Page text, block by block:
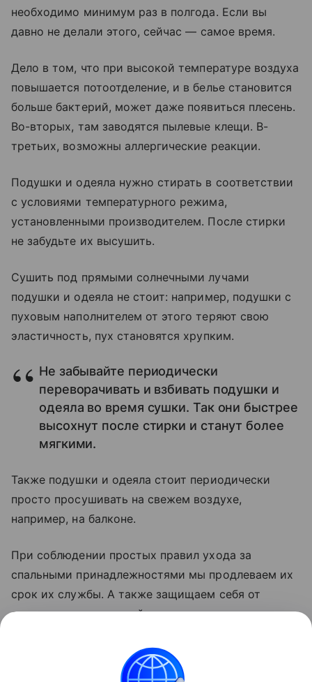
необходимо минимум раз в полгода. Если вы
давно не делали этого, сейчас — самое время.
Дело в том, что при высокой температуре воздуха
повышается потоотделение, и в белье становится
больше бактерий, может даже появиться плесень.
Во-вторых, там заводятся пылевые клещи. В-
третьих, возможны аллергические реакции.
Подушки и одеяла нужно стирать в соответствии
с условиями температурного режима,
установленными производителем. После стирки
не забудьте их высушить.
Сушить под прямыми солнечными лучами
подушки и одеяла не стоит: например, подушки с
пуховым наполнителем от этого теряют свою
эластичность, пух становятся хрупким.
Не забывайте периодически
переворачивать и взбивать подушки и
одеяла во время сушки. Так они быстрее
высохнут после стирки и станут более
мягкими.
Также подушки и одеяла стоит периодически
просто просушивать на свежем воздухе,
например, на балконе.
При соблюдении простых правил ухода за
спальными принадлежностями мы продлеваем их
срок их службы. А также защищаем себя от
аллергических реакций и размножения вредных